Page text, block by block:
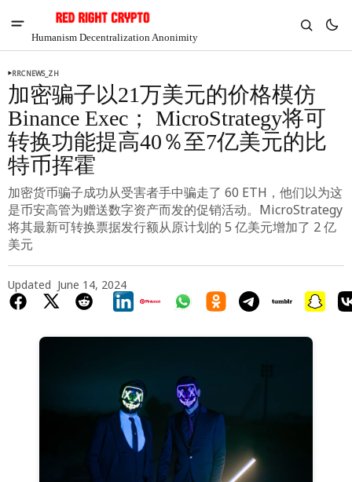
Humanism Decentralization Anonimity
Chia
$1.34
RRCNEWS_ZH
加密骗子以21万美元的价格模仿
Binance Exec； MicroStrategy将可
转换功能提高40％至7亿美元的比
特币挥霍
加密货币骗子成功从受害者手中骗走了 60 ETH，他们以为这
是币安高管为赠送数字资产而发的促销活动。MicroStrategy
将其最新可转换票据发行额从原计划的 5 亿美元增加了 2 亿
美元
Updated June 14, 2024